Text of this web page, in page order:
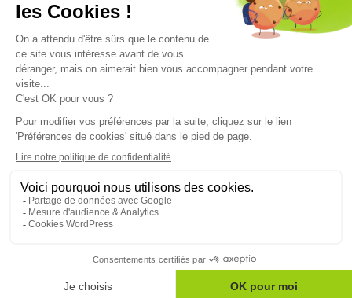
Restez informés sur le monde mutualiste
Nos actualités
Nos magazines